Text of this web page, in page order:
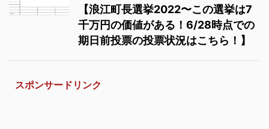
【浪江町長選挙2022〜この選挙は7
千万円の価値がある！6/28時点での
期日前投票の投票状況はこちら！】
スポンサードリンク